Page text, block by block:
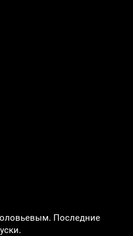
Последние